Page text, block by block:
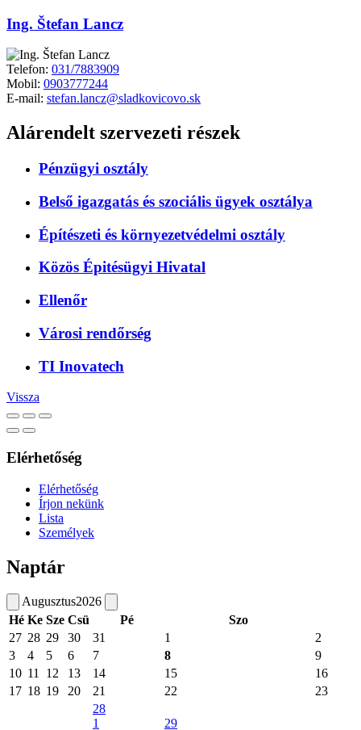
Ing. Štefan Lancz
Telefon: 031/7883909
Mobil: 0903777244
E-mail: stefan.lancz@sladkovicovo.sk
Alárendelt szervezeti részek
Pénzügyi osztály
Belső igazgatás és szociális ügyek osztálya
Építészeti és környezetvédelmi osztály
Közös Épitésügyi Hivatal
Ellenőr
Városi rendőrség
TI Inovatech
Vissza
Elérhetőség
Elérhetőség
Írjon nekünk
Lista
Személyek
Naptár
Augusztus2026
Hé Ke Sze Csü Pé
Szo
27 28 29 30 31 1
2
3
4 5 6 7 8
9
10 11 12 13 14 15
16
17 18 19 20 21 22
23
28
1
29